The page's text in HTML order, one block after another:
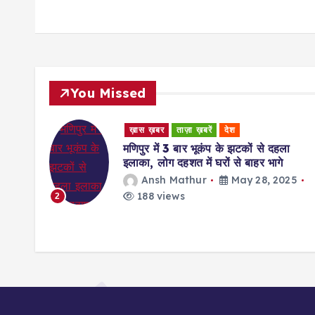
You Missed
2
ख़ास ख़बर ताज़ा ख़बरें देश
मणिपुर में 3 बार भूकंप के झटकों से दहला
इलाका, लोग दहशत में घरों से बाहर भागे
Ansh Mathur
May 28, 2025
188 views